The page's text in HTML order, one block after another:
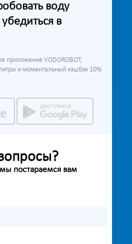
воду
в
приложение VODOROBOT,
и моментальный кэшбэк 10%
постараемся вам